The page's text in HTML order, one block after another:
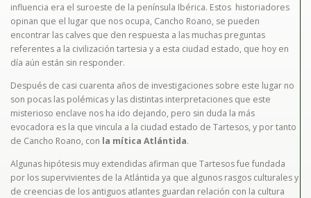
influencia era el suroeste de la península Ibérica. Estos historiadores
opinan que el lugar que nos ocupa, Cancho Roano, se pueden
encontrar las calves que den respuesta a las muchas preguntas
referentes a la civilización tartesia y a esta ciudad estado, que hoy en
día aún están sin responder.
Después de casi cuarenta años de investigaciones sobre este lugar no
son pocas las polémicas y las distintas interpretaciones que este
misterioso enclave nos ha ido dejando, pero sin duda la más
evocadora es la que vincula a la ciudad estado de Tartesos, y por tanto
de Cancho Roano, con la mítica Atlántida.
Algunas hipótesis muy extendidas afirman que Tartesos fue fundada
por los supervivientes de la Atlántida ya que algunos rasgos culturales y
de creencias de los antiguos atlantes guardan relación con la cultura